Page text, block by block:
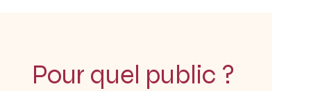
Pour quel public ?